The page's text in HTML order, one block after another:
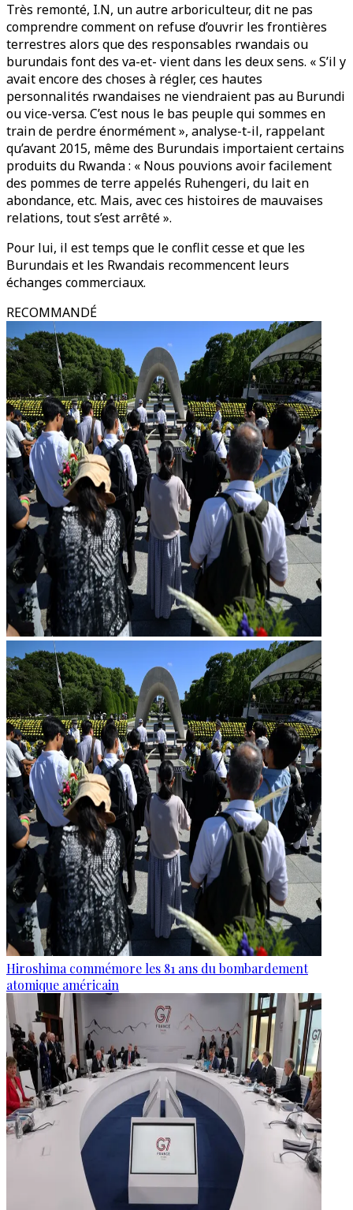
Très remonté, I.N, un autre arboriculteur, dit ne pas
comprendre comment on refuse d’ouvrir les frontières
terrestres alors que des responsables rwandais ou
burundais font des va-et- vient dans les deux sens. « S’il y
avait encore des choses à régler, ces hautes
personnalités rwandaises ne viendraient pas au Burundi
ou vice-versa. C’est nous le bas peuple qui sommes en
train de perdre énormément », analyse-t-il, rappelant
qu’avant 2015, même des Burundais importaient certains
produits du Rwanda : « Nous pouvions avoir facilement
des pommes de terre appelés Ruhengeri, du lait en
abondance, etc. Mais, avec ces histoires de mauvaises
relations, tout s’est arrêté ».
Pour lui, il est temps que le conflit cesse et que les
Burundais et les Rwandais recommencent leurs
échanges commerciaux.
RECOMMANDÉ
Hiroshima commémore les 81 ans du bombardement
atomique américain